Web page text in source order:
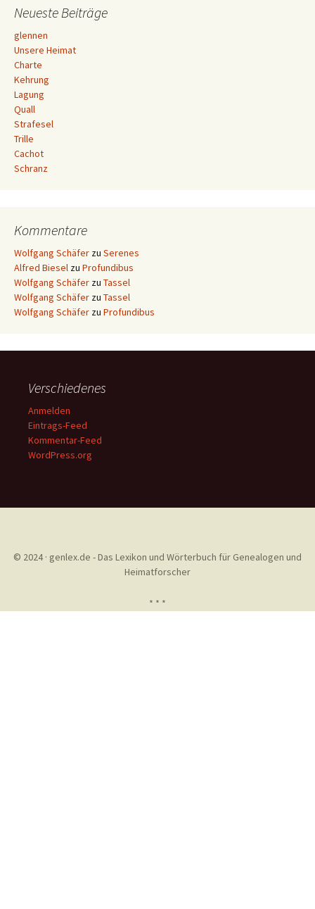
Navigation
Neueste Beiträge
glennen
Unsere Heimat
Charte
Kehrung
Lagung
Quall
Strafesel
Trille
Cachot
Schranz
Kommentare
Wolfgang Schäfer zu Serenes
Alfred Biesel zu Profundibus
Wolfgang Schäfer zu Tassel
Wolfgang Schäfer zu Tassel
Wolfgang Schäfer zu Profundibus
Verschiedenes
Anmelden
Eintrags-Feed
Kommentar-Feed
WordPress.org
© 2024 · genlex.de - Das Lexikon und Wörterbuch für Genealogen und
Heimatforscher
* * *